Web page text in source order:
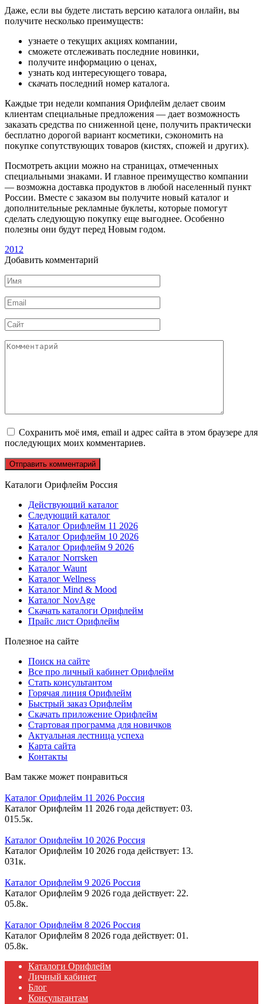
Даже, если вы будете листать версию каталога онлайн, вы
получите несколько преимуществ:
узнаете о текущих акциях компании,
сможете отслеживать последние новинки,
получите информацию о ценах,
узнать код интересующего товара,
скачать последний номер каталога.
Каждые три недели компания Орифлейм делает своим
клиентам специальные предложения — дает возможность
заказать средства по сниженной цене, получить практически
бесплатно дорогой вариант косметики, сэкономить на
покупке сопутствующих товаров (кистях, спожей и других).
Посмотреть акции можно на страницах, отмеченных
специальными знаками. И главное преимущество компании
— возможна доставка продуктов в любой населенный пункт
России. Вместе с заказом вы получите новый каталог и
дополнительные рекламные буклеты, которые помогут
сделать следующую покупку еще выгоднее. Особенно
полезны они будут перед Новым годом.
2012
Добавить комментарий
Имя
*
Email
*
Сайт
Комментарий
Сохранить моё имя, email и адрес сайта в этом браузере для
последующих моих комментариев.
Каталоги Орифлейм Россия
Действующий каталог
Следующий каталог
Каталог Орифлейм 11 2026
Каталог Орифлейм 10 2026
Каталог Орифлейм 9 2026
Каталог Norrsken
Каталог Waunt
Каталог Wellness
Каталог Mind & Mood
Каталог NovAge
Скачать каталоги Орифлейм
Прайс лист Орифлейм
Полезное на сайте
Поиск на сайте
Все про личный кабинет Орифлейм
Стать консультантом
Горячая линия Орифлейм
Быстрый заказ Орифлейм
Скачать приложение Орифлейм
Стартовая программа для новичков
Актуальная лестница успеха
Карта сайта
Контакты
Вам также может понравиться
Каталог Орифлейм 11 2026 Россия
Каталог Орифлейм 11 2026 года действует: 03.
015.5к.
Каталог Орифлейм 10 2026 Россия
Каталог Орифлейм 10 2026 года действует: 13.
031к.
Каталог Орифлейм 9 2026 Россия
Каталог Орифлейм 9 2026 года действует: 22.
05.8к.
Каталог Орифлейм 8 2026 Россия
Каталог Орифлейм 8 2026 года действует: 01.
05.8к.
Каталоги Орифлейм
Личный кабинет
Блог
Консультантам